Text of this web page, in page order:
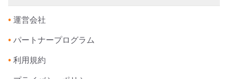
• 運営会社
• パートナープログラム
• 利用規約